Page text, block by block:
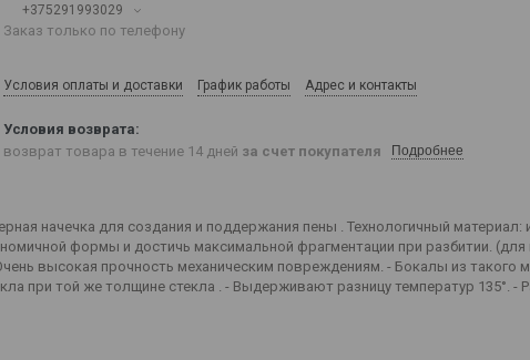
+375291993029
Заказ только по телефону
Условия оплаты и доставки График работы Адрес и контакты
возврат товара в течение 14 дней за счет покупателя Подробнее
начечка для создания и поддержания пены . Технологичный материал:
формы и достичь максимальной фрагментации при разбитии.
высокая прочность механическим повреждениям. - Бокалы из такого
при той же толщине стекла . - Выдерживают разницу температур 135°. -